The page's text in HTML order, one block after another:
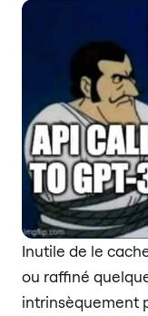
Inutile de le
ou raffiné
intrinsèquement